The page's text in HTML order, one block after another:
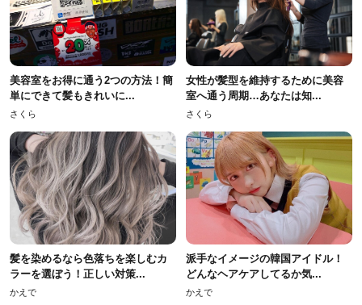
美容室をお得に通う2つの方法！簡
単にできて髪もきれいに...
さくら
女性が髪型を維持するために美容
室へ通う周期…あなたは知...
さくら
髪を染めるなら色落ちを楽しむカ
ラーを選ぼう！正しい対策...
かえで
派手なイメージの韓国アイドル！
どんなヘアケアしてるか気...
かえで